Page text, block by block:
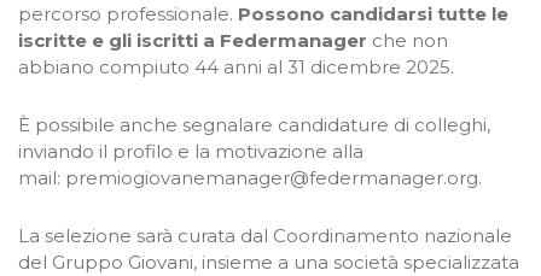
percorso professionale. Possono candidarsi tutte le
iscritte e gli iscritti a Federmanager che non
abbiano compiuto 44 anni al 31 dicembre 2025.
È possibile anche segnalare candidature di colleghi,
inviando il profilo e la motivazione alla
mail: premiogiovanemanager@federmanager.org.
La selezione sarà curata dal Coordinamento nazionale
del Gruppo Giovani, insieme a una società specializzata